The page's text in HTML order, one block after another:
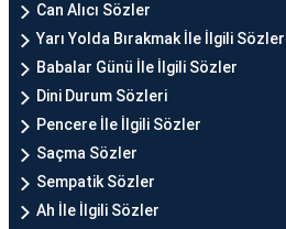
Can Alıcı Sözler
Yarı Yolda Bırakmak İle İlgili Sözler
Babalar Günü İle İlgili Sözler
Dini Durum Sözleri
Pencere İle İlgili Sözler
Saçma Sözler
Sempatik Sözler
Ah İle İlgili Sözler